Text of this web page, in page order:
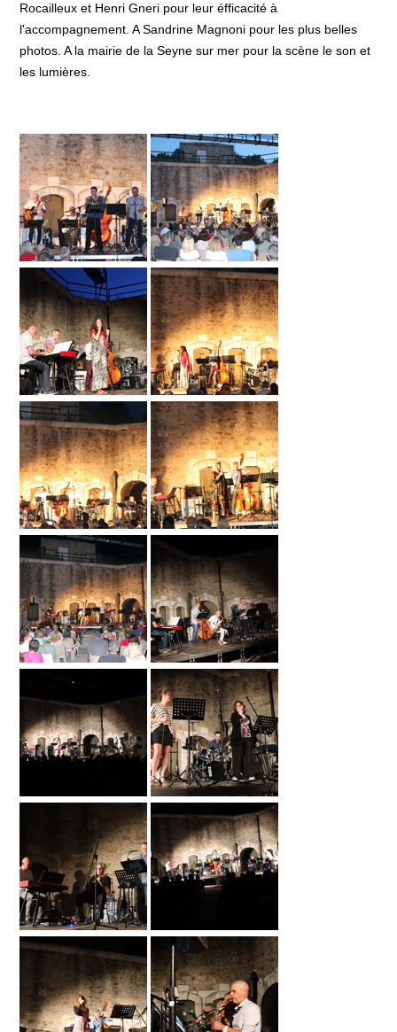
Rocailleux et Henri Gneri pour leur éfficacité à
l'accompagnement. A Sandrine Magnoni pour les plus belles
photos. A la mairie de la Seyne sur mer pour la scène le son et
les lumières.